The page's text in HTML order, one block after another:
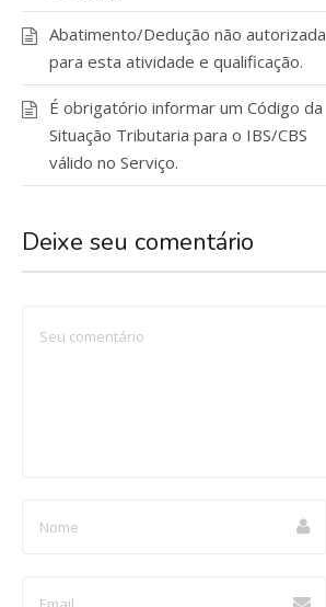
Abatimento/Dedução não autorizada
para esta atividade e qualificação.
É obrigatório informar um Código da
Situação Tributaria para o IBS/CBS
válido no Serviço.
Deixe seu comentário